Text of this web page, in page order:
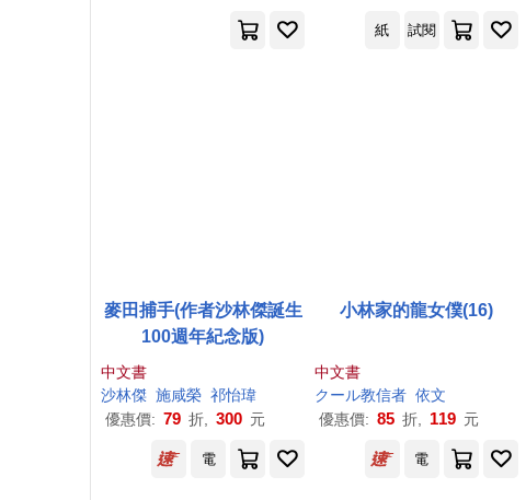
紙 試閱
麥田捕手(作者沙林傑誕生
100週年紀念版)
中文書
沙林傑 施咸榮 祁怡瑋
優惠價: 79 折, 300 元
小林家的龍女僕(16)
中文書
クール教信者 依文
優惠價: 85 折, 119 元
電 電